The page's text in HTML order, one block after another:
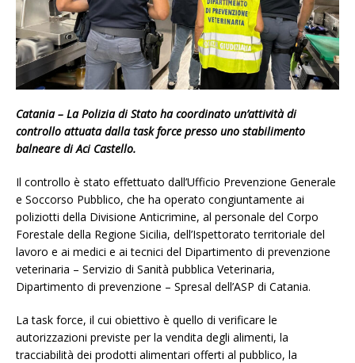
Catania – La Polizia di Stato ha coordinato un’attività di
controllo attuata dalla task force presso uno stabilimento
balneare di Aci Castello.
Il controllo è stato effettuato dall’Ufficio Prevenzione Generale
e Soccorso Pubblico, che ha operato congiuntamente ai
poliziotti della Divisione Anticrimine, al personale del Corpo
Forestale della Regione Sicilia, dell’Ispettorato territoriale del
lavoro e ai medici e ai tecnici del Dipartimento di prevenzione
veterinaria – Servizio di Sanità pubblica Veterinaria,
Dipartimento di prevenzione – Spresal dell’ASP di Catania.
La task force, il cui obiettivo è quello di verificare le
autorizzazioni previste per la vendita degli alimenti, la
tracciabilità dei prodotti alimentari offerti al pubblico, la